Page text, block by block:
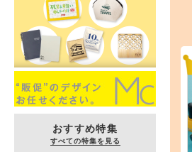
おすすめ特集
すべての特集を見る